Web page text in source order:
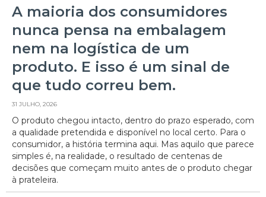
A maioria dos consumidores
nunca pensa na embalagem
nem na logística de um
produto. E isso é um sinal de
que tudo correu bem.
31 JULHO, 2026
O produto chegou intacto, dentro do prazo esperado, com
a qualidade pretendida e disponível no local certo. Para o
consumidor, a história termina aqui. Mas aquilo que parece
simples é, na realidade, o resultado de centenas de
decisões que começam muito antes de o produto chegar
à prateleira.